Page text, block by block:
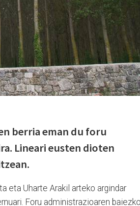
berria eman du foru
Lineari eusten dioten
eta Uharte Arakil arteko argindar
Foru administrazioaren